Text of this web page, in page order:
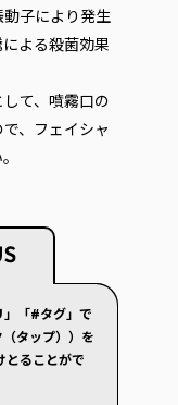
動子により発生
よる殺菌効果
て、噴霧口の
、フェイシャ
」「#タグ」で
タップ））を
とることがで